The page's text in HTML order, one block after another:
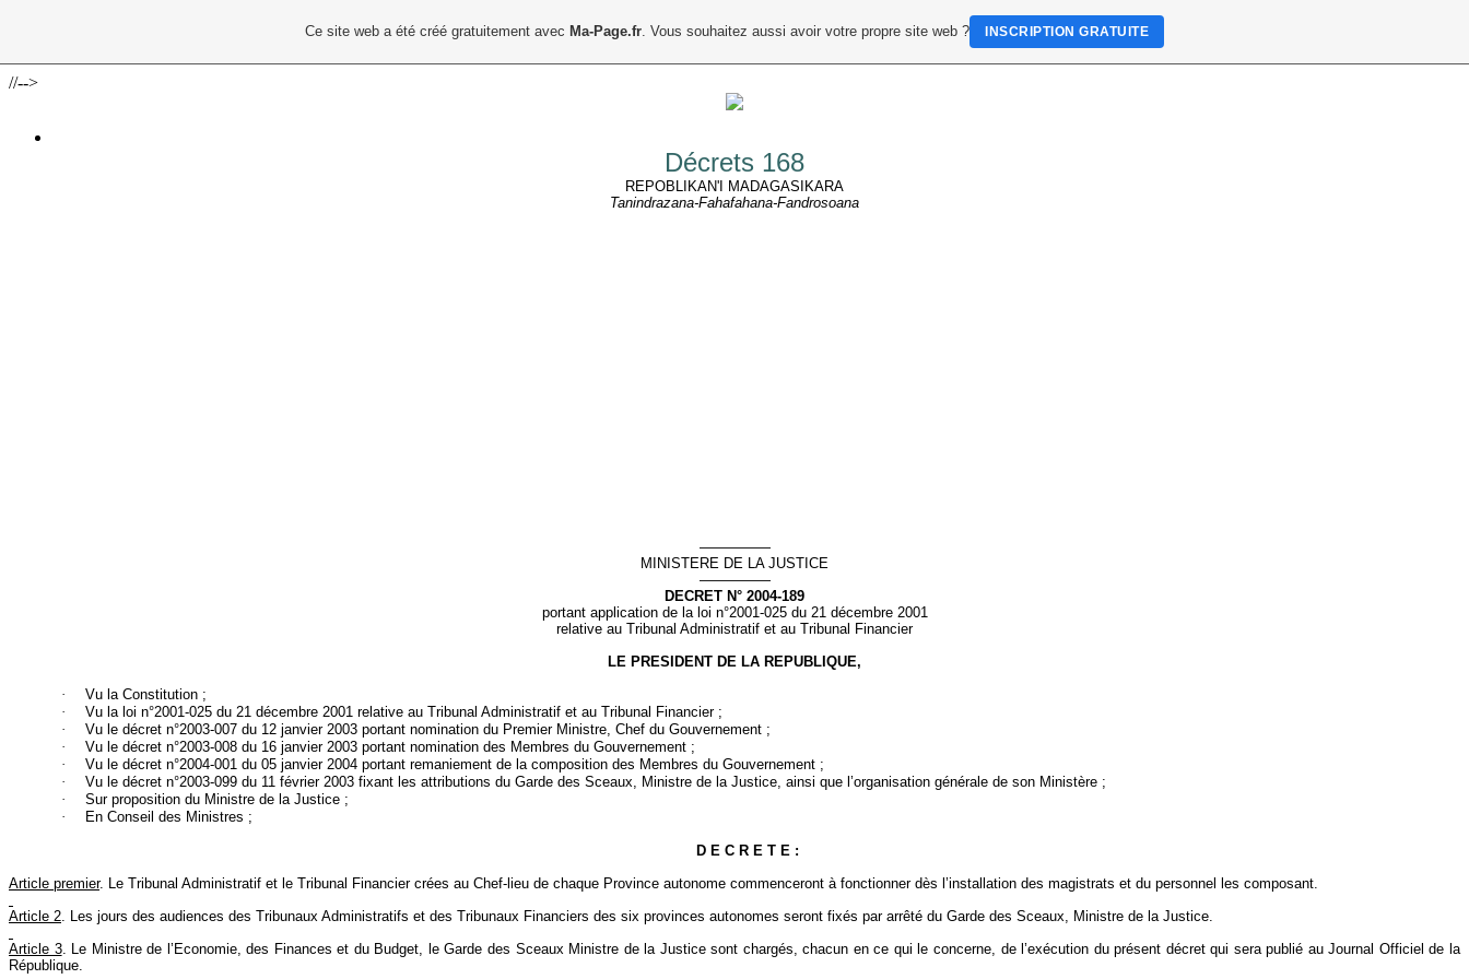
//-->
Décrets 168
REPOBLIKAN'I MADAGASIKARA
Tanindrazana-Fahafahana-Fandrosoana
—————
MINISTERE DE LA JUSTICE
—————
DECRET N° 2004-189
portant application de la loi n°2001-025 du 21 décembre 2001
relative au Tribunal Administratif et au Tribunal Financier
LE PRESIDENT DE LA REPUBLIQUE,
·
Vu la Constitution ;
·
Vu la loi n°2001-025 du 21 décembre 2001 relative au Tribunal Administratif et au Tribunal Financier ;
·
Vu le décret n°2003-007 du 12 janvier 2003 portant nomination du Premier Ministre, Chef du Gouvernement ;
·
Vu le décret n°2003-008 du 16 janvier 2003 portant nomination des Membres du Gouvernement ;
·
Vu le décret n°2004-001 du 05 janvier 2004 portant remaniement de la composition des Membres du Gouvernement ;
·
Vu le décret n°2003-099 du 11 février 2003 fixant les attributions du Garde des Sceaux, Ministre de la Justice, ainsi que l’organisation générale de son Ministère ;
·
Sur proposition du Ministre de la Justice ;
·
En Conseil des Ministres ;
D E C R E T E :
Article premier. Le Tribunal Administratif et le Tribunal Financier crées au Chef-lieu de chaque Province autonome commenceront à fonctionner dès l’installation des magistrats et du personnel les composant.
Article 2. Les jours des audiences des Tribunaux Administratifs et des Tribunaux Financiers des six provinces autonomes seront fixés par arrêté du Garde des Sceaux, Ministre de la Justice.
Article 3. Le Ministre de l’Economie, des Finances et du Budget, le Garde des Sceaux Ministre de la Justice sont chargés, chacun en ce qui le concerne, de l’exécution du présent décret qui sera publié au Journal Officiel de la
République.
Ce site web a été créé gratuitement avec Ma-Page.fr. Vous souhaitez aussi avoir votre propre site web ? INSCRIPTION GRATUITE